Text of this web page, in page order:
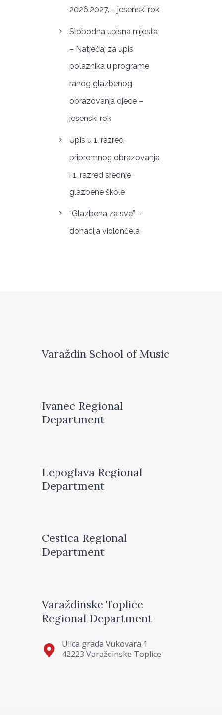
2026.2027. – jesenski rok
Slobodna upisna mjesta
– Natječaj za upis
polaznika u programe
ranog glazbenog
obrazovanja djece –
jesenski rok
Upis u 1. razred
pripremnog obrazovanja
i 1. razred srednje
glazbene škole
“Glazbena za sve” –
donacija violončela
Varaždin School of Music
Ivanec Regional
Department
Lepoglava Regional
Department
Cestica Regional
Department
Varaždinske Toplice
Regional Department
Ulica grada Vukovara 1
42223 Varaždinske Toplice